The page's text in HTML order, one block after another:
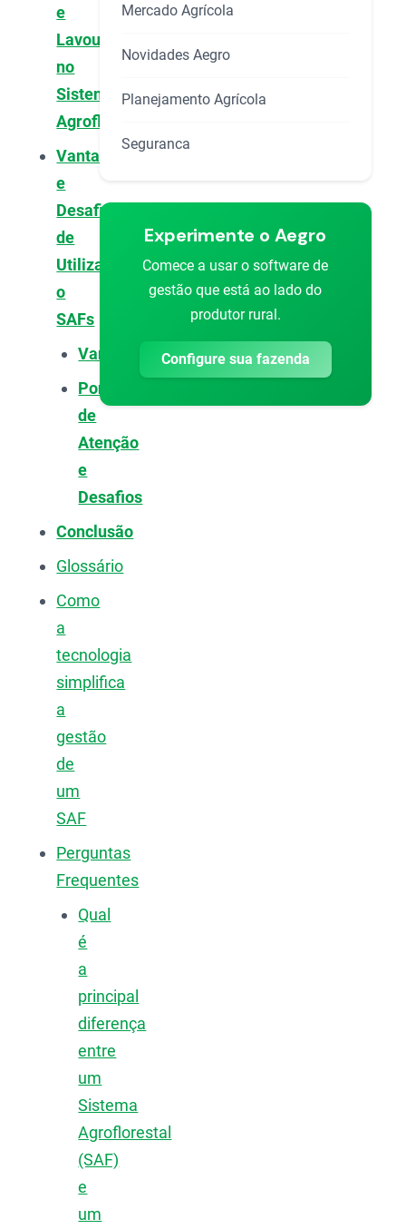
e
Lavouras
no
Sistema
Agroflorestal
Vantagens
e
Desafios
de
Utilizar
o
SAFs
Vantagens
Pontos
de
Atenção
e
Desafios
Conclusão
Glossário
Como
a
tecnologia
simplifica
a
gestão
de
um
SAF
Perguntas
Frequentes
Qual
é
a
principal
diferença
entre
um
Sistema
Agroflorestal
(SAF)
e
um
Mercado Agrícola
Novidades Aegro
Planejamento Agrícola
Seguranca
Experimente o Aegro
Comece a usar o software de
gestão que está ao lado do
produtor rural.
Configure sua fazenda